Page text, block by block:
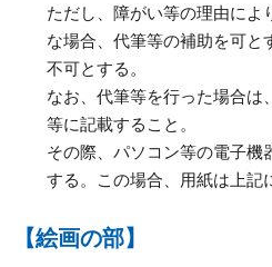
ただし、障がい等の理由に
な場合、代筆等の補助を可と
不可とする。
なお、代筆等を行った場合
等に記載すること。
その際、パソコン等の電子機
する。この場合、用紙は上記
【絵画の部】